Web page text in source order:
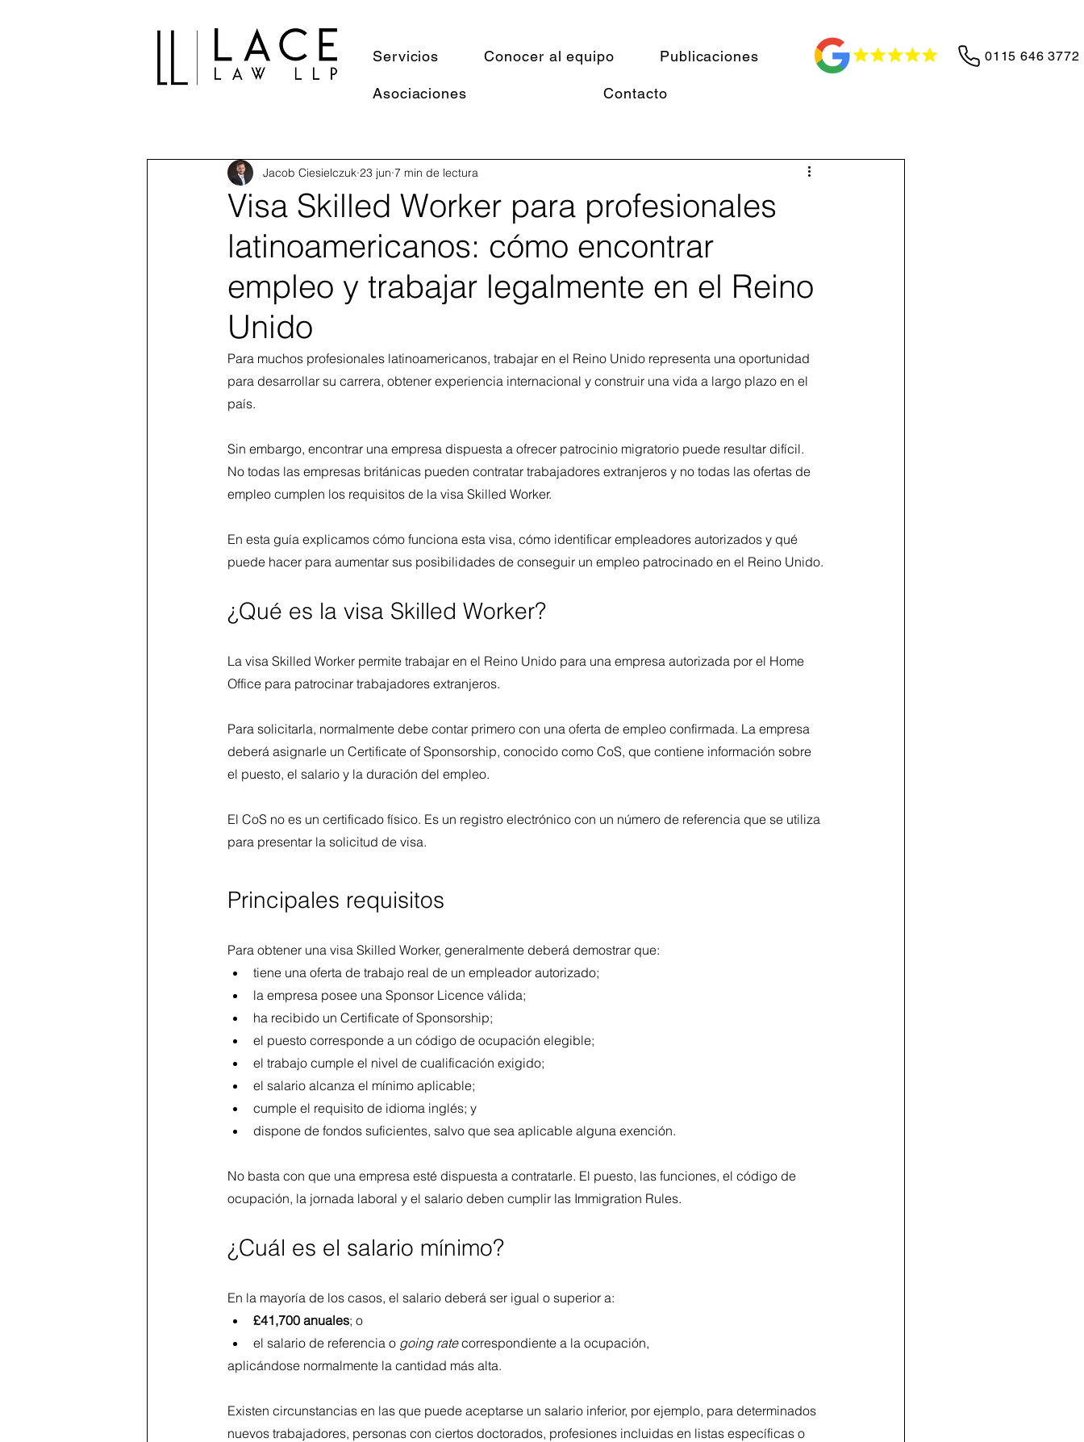
Servicios Conocer al equipo Publicaciones
Asociaciones Contacto
0115 646 3772
Visa Skilled Worker para profesionales
latinoamericanos: cómo encontrar
empleo y trabajar legalmente en el Reino
Unido
Jacob Ciesielczuk 23 jun 7 min de lectura
Para muchos profesionales latinoamericanos, trabajar en el Reino Unido representa una oportunidad
para desarrollar su carrera, obtener experiencia internacional y construir una vida a largo plazo en el
país.
Sin embargo, encontrar una empresa dispuesta a ofrecer patrocinio migratorio puede resultar difícil.
No todas las empresas británicas pueden contratar trabajadores extranjeros y no todas las ofertas de
empleo cumplen los requisitos de la visa Skilled Worker.
En esta guía explicamos cómo funciona esta visa, cómo identificar empleadores autorizados y qué
puede hacer para aumentar sus posibilidades de conseguir un empleo patrocinado en el Reino Unido.
¿Qué es la visa Skilled Worker?
La visa Skilled Worker permite trabajar en el Reino Unido para una empresa autorizada por el Home
Office para patrocinar trabajadores extranjeros.
Para solicitarla, normalmente debe contar primero con una oferta de empleo confirmada. La empresa
deberá asignarle un Certificate of Sponsorship, conocido como CoS, que contiene información sobre
el puesto, el salario y la duración del empleo.
El CoS no es un certificado físico. Es un registro electrónico con un número de referencia que se utiliza
para presentar la solicitud de visa.
Principales requisitos
Para obtener una visa Skilled Worker, generalmente deberá demostrar que:
tiene una oferta de trabajo real de un empleador autorizado;
la empresa posee una Sponsor Licence válida;
ha recibido un Certificate of Sponsorship;
el puesto corresponde a un código de ocupación elegible;
el trabajo cumple el nivel de cualificación exigido;
el salario alcanza el mínimo aplicable;
cumple el requisito de idioma inglés; y
dispone de fondos suficientes, salvo que sea aplicable alguna exención.
No basta con que una empresa esté dispuesta a contratarle. El puesto, las funciones, el código de
ocupación, la jornada laboral y el salario deben cumplir las Immigration Rules.
¿Cuál es el salario mínimo?
En la mayoría de los casos, el salario deberá ser igual o superior a:
£41,700 anuales; o
el salario de referencia o going rate correspondiente a la ocupación,
aplicándose normalmente la cantidad más alta.
Existen circunstancias en las que puede aceptarse un salario inferior, por ejemplo, para determinados
nuevos trabajadores, personas con ciertos doctorados, profesiones incluidas en listas específicas o